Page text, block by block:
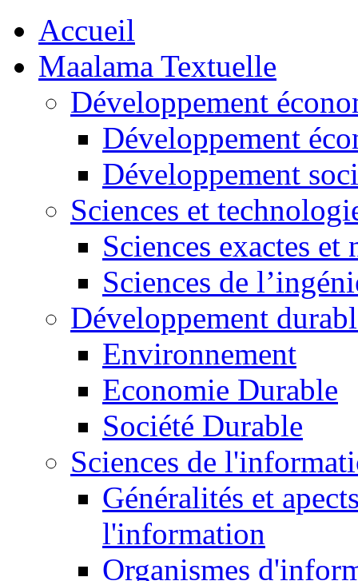
Accueil
Maalama Textuelle
Développement
Développement
Développement
Sciences et
Sciences exactes et
Sciences de
Développement
Environnement
Economie Durable
Société Durable
Sciences de
Généralités et
l'information
Organismes